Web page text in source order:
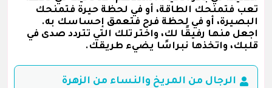
تعب فتمنحك الطاقة، أو في لحظة حيرة فتمنحك
البصيرة، أو في لحظة فرح فتعمق إحساسك به.
اجعل منها رفيقًا لك، واختر تلك التي تتردد صدى في
قلبك، واتخذها نبراسًا يضيء طريقك.
الرجال من المريخ والنساء من الزهرة